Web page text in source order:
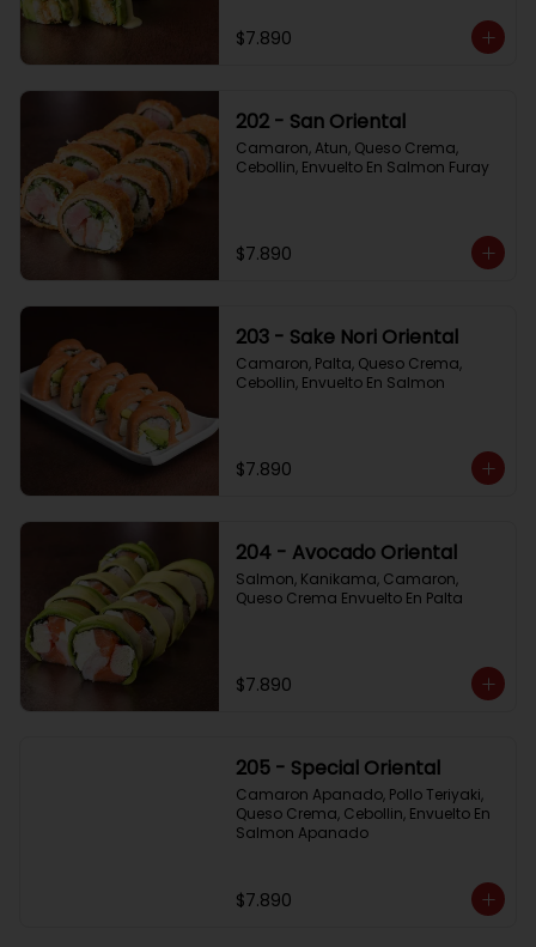
$7.890
202 - San Oriental
Camaron, Atun, Queso Crema,
Cebollin, Envuelto En Salmon Furay
$7.890
203 - Sake Nori Oriental
Camaron, Palta, Queso Crema,
Cebollin, Envuelto En Salmon
$7.890
204 - Avocado Oriental
Salmon, Kanikama, Camaron,
Queso Crema Envuelto En Palta
$7.890
205 - Special Oriental
Camaron Apanado, Pollo Teriyaki,
Queso Crema, Cebollin, Envuelto En
Salmon Apanado
$7.890